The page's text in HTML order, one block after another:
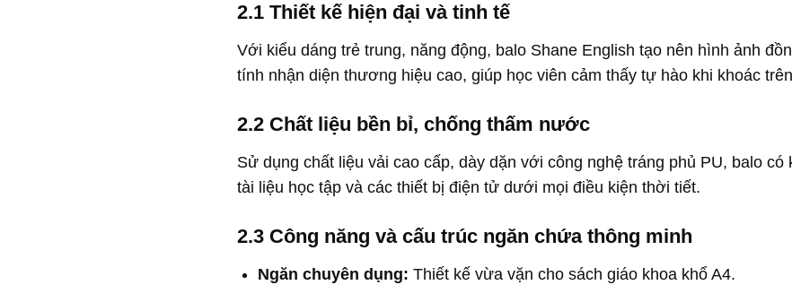
2.1 Thiết kế hiện đại và tinh tế
Với kiểu dáng trẻ trung, năng động, balo Shane English tạo nên hình ảnh
tính nhận diện thương hiệu cao, giúp học viên cảm thấy tự hào khi khoác
2.2 Chất liệu bền bỉ, chống thấm nước
Sử dụng chất liệu vải cao cấp, dày dặn với công nghệ tráng phủ PU, balo
tài liệu học tập và các thiết bị điện tử dưới mọi điều kiện thời tiết.
2.3 Công năng và cấu trúc ngăn chứa thông minh
Ngăn chuyên dụng: Thiết kế vừa vặn cho sách giáo khoa khổ A4.